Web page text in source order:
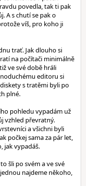
povedla, tak ti pak
A s chutí se pak o
víš, pro koho ji
trať. Jak dlouho si
na počítači minimálně
ve své době hráli
editoru si
s tratěmi byli po
plné.
pohledu vypadám už
vzhled převratný.
a všichni byli
počkej sama za pár let,
jak vypadáš.
šli po svém a ve své
najdeme někoho,